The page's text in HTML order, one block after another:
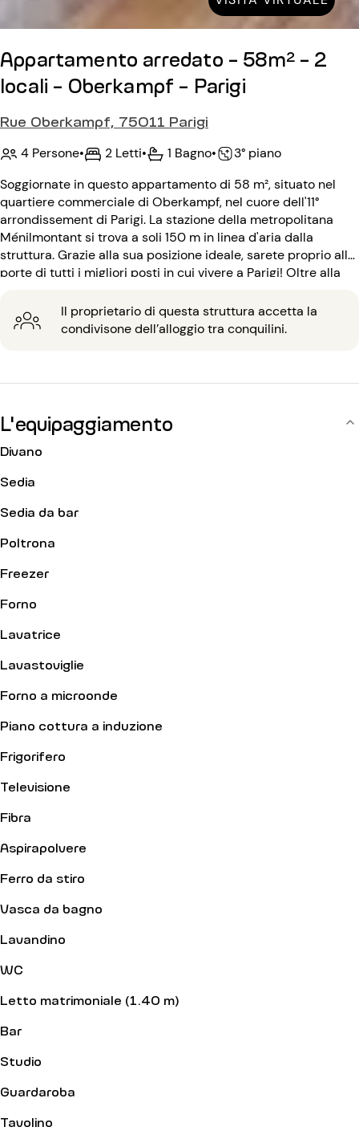
Appartamento arredato - 58m² - 2
locali - Oberkampf - Parigi
Rue Oberkampf, 75011 Parigi
4 Persone• 2 Letti• 1 Bagno•
3° piano
Soggiornate in questo appartamento di 58 m², situato nel
quartiere commerciale di Oberkampf, nel cuore dell'11°
arrondissement di Parigi. La stazione della metropolitana
Ménilmontant si trova a soli 150 m in linea d'aria dalla
struttura. Grazie alla sua posizione ideale, sarete proprio alle
porte di tutti i migliori posti in cui vivere a Parigi! Oltre alla
può ospitare fino a 4 persone e vi conquisterà con la sua
luminosità e la sua calma. Situato al 3° piano, l'edificio è
Il proprietario di questa struttura accetta la
condivisone dell’alloggio tra conquilini.
L'equipaggiamento
Divano
Sedia
Sedia da bar
Poltrona
Freezer
Forno
Lavatrice
Lavastoviglie
Forno a microonde
Piano cottura a induzione
Frigorifero
Televisione
Fibra
Aspirapolvere
Ferro da stiro
Vasca da bagno
Lavandino
WC
Letto matrimoniale (1.40 m)
Bar
Studio
Guardaroba
Tavolino